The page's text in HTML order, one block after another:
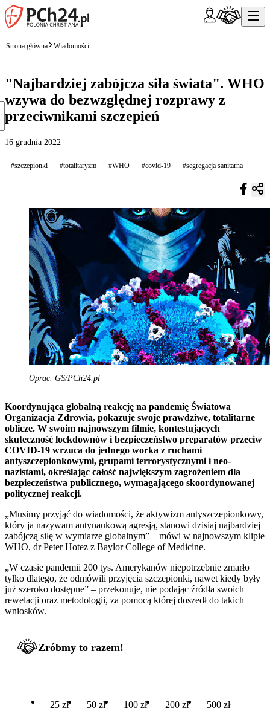
Strona główna Wiadomości
"Najbardziej zabójcza siła świata". WHO
wzywa do bezwzględnej rozprawy z
przeciwnikami szczepień
16 grudnia 2022
#szczepionki #totalitaryzm #WHO #covid-19 #segregacja sanitarna
Oprac. GS/PCh24.pl
Koordynująca globalną reakcję na pandemię Światowa
Organizacja Zdrowia, pokazuje swoje prawdziwe, totalitarne
oblicze. W swoim najnowszym filmie, kontestujących
skuteczność lockdownów i bezpieczeństwo preparatów przeciw
COVID-19 wrzuca do jednego worka z ruchami
antyszczepionkowymi, grupami terrorystycznymi i neo-
nazistami, określając całość największym zagrożeniem dla
bezpieczeństwa publicznego, wymagającego skoordynowanej
politycznej reakcji.
„Musimy przyjąć do wiadomości, że aktywizm antyszczepionkowy,
który ja nazywam antynaukową agresją, stanowi dzisiaj najbardziej
zabójczą siłę w wymiarze globalnym” – mówi w najnowszym klipie
WHO, dr Peter Hotez z Baylor College of Medicine.
„W czasie pandemii 200 tys. Amerykanów niepotrzebnie zmarło
tylko dlatego, że odmówili przyjęcia szczepionki, nawet kiedy były
już szeroko dostępne” – przekonuje, nie podając źródła swoich
rewelacji oraz metodologii, za pomocą której doszedł do takich
wniosków.
Zróbmy to razem!
25 zł 50 zł 100 zł 200 zł 500 zł